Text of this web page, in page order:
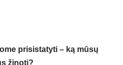
prisistatyti – ką mūsų
žinoti?